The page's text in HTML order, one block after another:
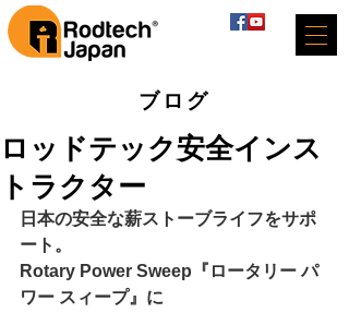
ブログ
ロッドテック安全インス
トラクター
日本の安全な薪ストーブライフをサポ
ート。
Rotary Power Sweep『ロータリー パ
ワー スィープ』に